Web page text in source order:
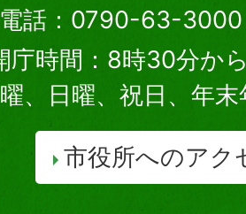
電話：0790-63-3000
庁時間：8時30分か
曜、日曜、祝日、年
市役所へのアク